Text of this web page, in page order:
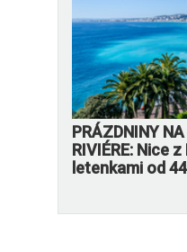
PRÁZDNINY
RIVIÉRE: Nice
letenkami od